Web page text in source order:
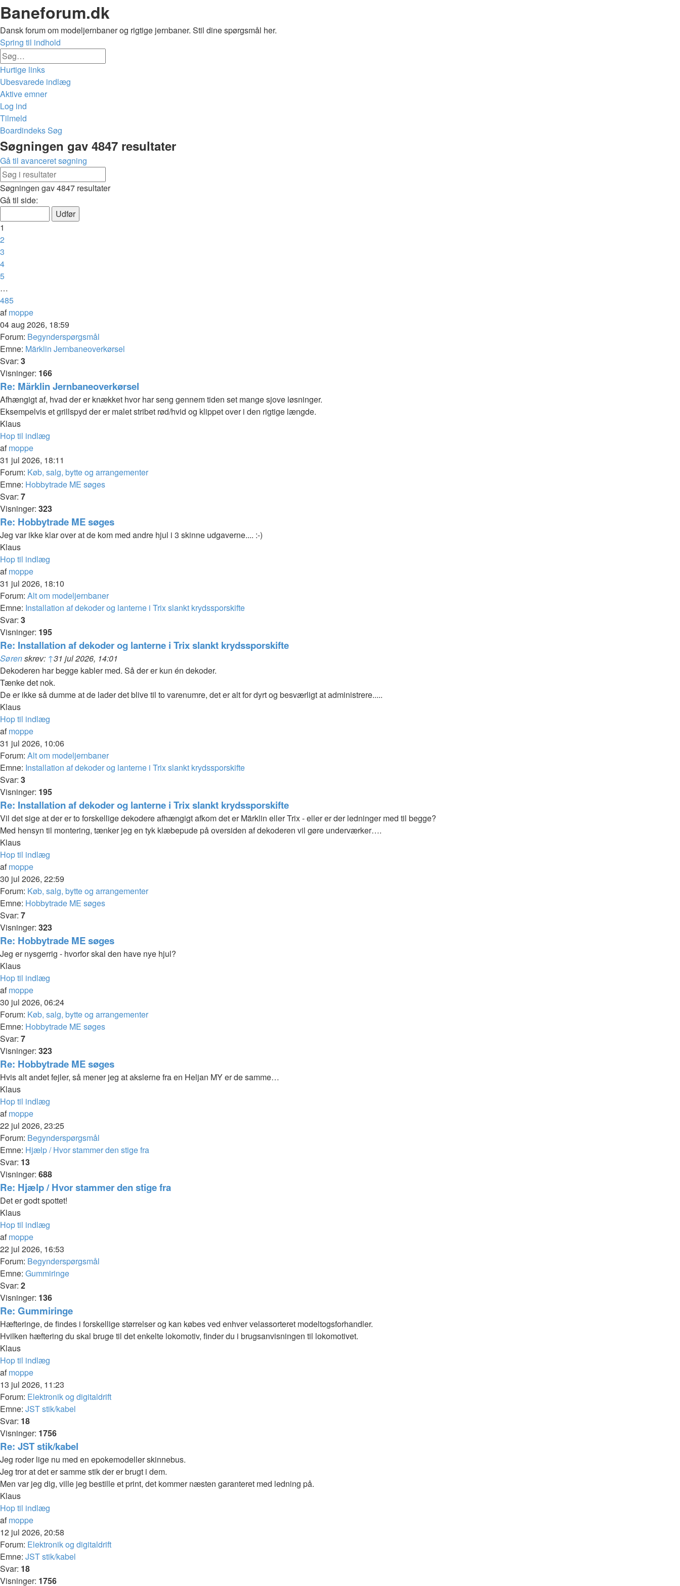
Baneforum.dk
Dansk forum om modeljernbaner og rigtige jernbaner. Stil dine spørgsmål her.
Spring til indhold
Hurtige links
Ubesvarede indlæg
Aktive emner
Log ind
Tilmeld
BoardindeksSøg
Søg
Søgningen gav 4847 resultater
Gå til avanceret søgning
søgning
Søgningen gav 4847 resultater
Side
af
485
Gå til side:
1
2
3
4
5
…
485
Næste
afmoppe
04 aug 2026, 18:59
Forum: Begynderspørgsmål
Emne: Märklin Jernbaneoverkørsel
Svar: 3
Visninger: 166
Re: Märklin Jernbaneoverkørsel
Afhængigt af, hvad der er knækket hvor har seng gennem tiden set mange sjove løsninger.
Eksempelvis et grillspyd der er malet stribet rød/hvid og klippet over i den rigtige længde.
Klaus
Hop til indlæg
afmoppe
31 jul 2026, 18:11
Forum: Køb, salg, bytte og arrangementer
Emne: Hobbytrade ME søges
Svar: 7
Visninger: 323
Re: Hobbytrade ME søges
Jeg var ikke klar over at de kom med andre hjul i 3 skinne udgaverne.... :-)
Klaus
Hop til indlæg
afmoppe
31 jul 2026, 18:10
Forum: Alt om modeljernbaner
Emne: Installation af dekoder og lanterne i Trix slankt krydssporskifte
Svar: 3
Visninger: 195
Re: Installation af dekoder og lanterne i Trix slankt krydssporskifte
Sørenskrev: ↑31 jul 2026, 14:01
Dekoderen har begge kabler med. Så der er kun én dekoder.
Tænke det nok.
De er ikke så dumme at de lader det blive til to varenumre, det er alt for dyrt og besværligt at administrere.....
Klaus
Hop til indlæg
afmoppe
31 jul 2026, 10:06
Forum: Alt om modeljernbaner
Emne: Installation af dekoder og lanterne i Trix slankt krydssporskifte
Svar: 3
Visninger: 195
Re: Installation af dekoder og lanterne i Trix slankt krydssporskifte
Vil det sige at der er to forskellige dekodere afhængigt afkom det er Märklin eller Trix - eller er der ledninger med til begge?
Med hensyn til montering, tænker jeg en tyk klæbepude på oversiden af dekoderen vil gøre underværker….
Klaus
Hop til indlæg
afmoppe
30 jul 2026, 22:59
Forum: Køb, salg, bytte og arrangementer
Emne: Hobbytrade ME søges
Svar: 7
Visninger: 323
Re: Hobbytrade ME søges
Jeg er nysgerrig - hvorfor skal den have nye hjul?
Klaus
Hop til indlæg
afmoppe
30 jul 2026, 06:24
Forum: Køb, salg, bytte og arrangementer
Emne: Hobbytrade ME søges
Svar: 7
Visninger: 323
Re: Hobbytrade ME søges
Hvis alt andet fejler, så mener jeg at akslerne fra en Heljan MY er de samme…
Klaus
Hop til indlæg
afmoppe
22 jul 2026, 23:25
Forum: Begynderspørgsmål
Emne: Hjælp / Hvor stammer den stige fra
Svar: 13
Visninger: 688
Re: Hjælp / Hvor stammer den stige fra
Det er godt spottet!
Klaus
Hop til indlæg
afmoppe
22 jul 2026, 16:53
Forum: Begynderspørgsmål
Emne: Gummiringe
Svar: 2
Visninger: 136
Re: Gummiringe
Hæfteringe, de findes i forskellige størrelser og kan købes ved enhver velassorteret modeltogsforhandler.
Hvilken hæftering du skal bruge til det enkelte lokomotiv, finder du i brugsanvisningen til lokomotivet.
Klaus
Hop til indlæg
afmoppe
13 jul 2026, 11:23
Forum: Elektronik og digitaldrift
Emne: JST stik/kabel
Svar: 18
Visninger: 1756
Re: JST stik/kabel
Jeg roder lige nu med en epokemodeller skinnebus.
Jeg tror at det er samme stik der er brugt i dem.
Men var jeg dig, ville jeg bestille et print, det kommer næsten garanteret med ledning på.
Klaus
Hop til indlæg
afmoppe
12 jul 2026, 20:58
Forum: Elektronik og digitaldrift
Emne: JST stik/kabel
Svar: 18
Visninger: 1756